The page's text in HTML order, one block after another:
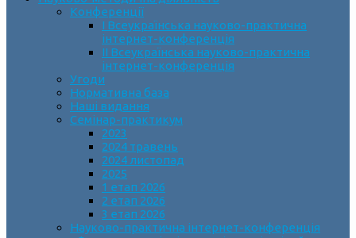
Конференції
І Всеукраїнська науково-практична
інтернет-конференція
ІІ Всеукраїнська науково-практична
інтернет-конференція
Угоди
Нормативна база
Наші видання
Семінар-практикум
2023
2024 травень
2024 листопад
2025
1 етап 2026
2 етап 2026
3 етап 2026
Науково-практична інтернет-конференція